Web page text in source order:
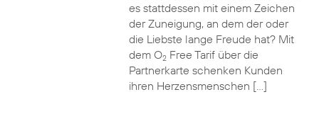
es stattdessen mit einem Zeichen
der Zuneigung, an dem der oder
die Liebste lange Freude hat? Mit
dem O2Free Tarif über die
Partnerkarte schenken Kunden
ihren Herzensmenschen […]